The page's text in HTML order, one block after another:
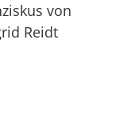
von
Reidt